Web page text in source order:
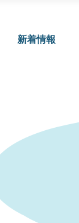
新着情報